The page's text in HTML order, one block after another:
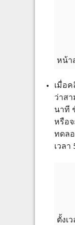
หน้า
เมื่อค
ว่าส
นาที
หรือจ
ทดลอ
เวลา
ตั้งเ